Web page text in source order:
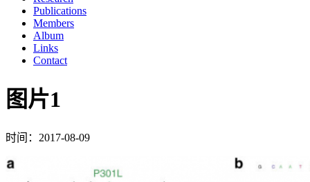
Publications
Members
Album
Links
Contact
图片1
时间：2017-08-09